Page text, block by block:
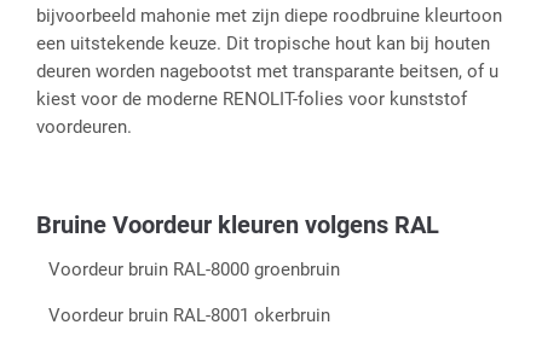
bijvoorbeeld mahonie met zijn diepe roodbruine kleurtoon
een uitstekende keuze. Dit tropische hout kan bij houten
deuren worden nagebootst met transparante beitsen, of u
kiest voor de moderne RENOLIT-folies voor kunststof
voordeuren.
Bruine Voordeur kleuren volgens RAL
Voordeur bruin RAL-8000 groenbruin
Voordeur bruin RAL-8001 okerbruin